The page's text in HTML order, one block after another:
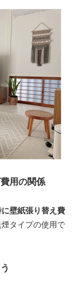
用の関係
壁紙張り替え費
タイプの使用で